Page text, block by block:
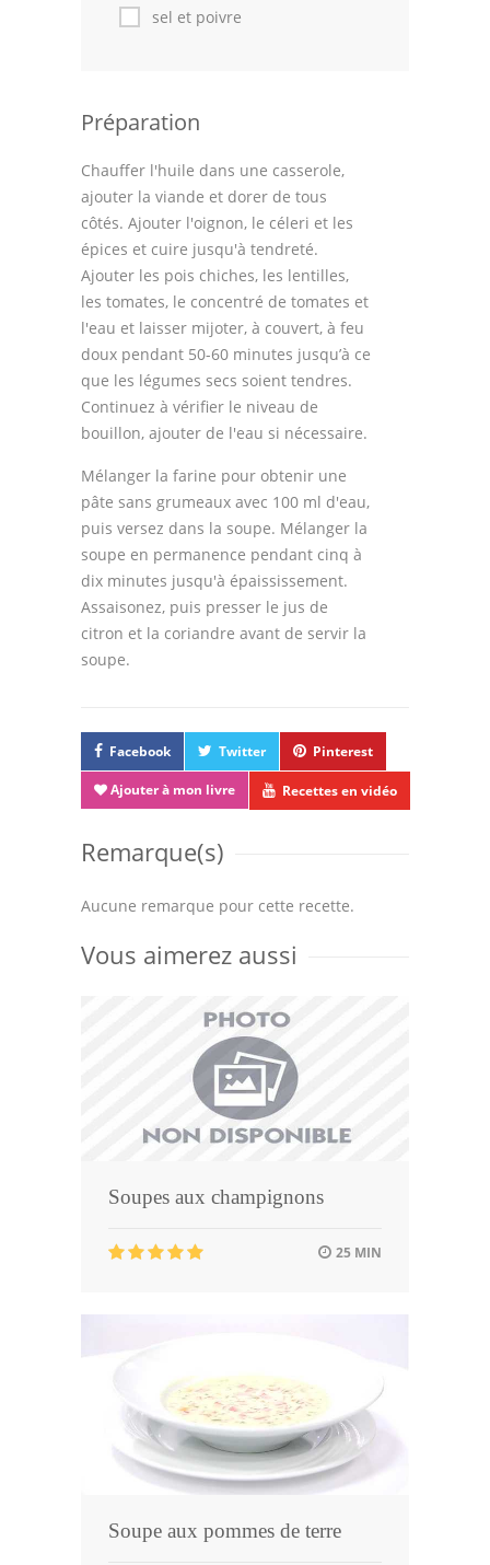
sel et poivre
Préparation
Chauffer l'huile dans une casserole,
ajouter la viande et dorer de tous
côtés. Ajouter l'oignon, le céleri et les
épices et cuire jusqu'à tendreté.
Ajouter les pois chiches, les lentilles,
les tomates, le concentré de tomates et
l'eau et laisser mijoter, à couvert, à feu
doux pendant 50-60 minutes jusqu’à ce
que les légumes secs soient tendres.
Continuez à vérifier le niveau de
bouillon, ajouter de l'eau si nécessaire.
Mélanger la farine pour obtenir une
pâte sans grumeaux avec 100 ml d'eau,
puis versez dans la soupe. Mélanger la
soupe en permanence pendant cinq à
dix minutes jusqu'à épaississement.
Assaisonez, puis presser le jus de
citron et la coriandre avant de servir la
soupe.
Facebook Twitter Pinterest
Ajouter à mon livre Recettes en vidéo
Remarque(s)
Aucune remarque pour cette recette.
Vous aimerez aussi
Soupes aux champignons
25 MIN
Soupe aux pommes de terre